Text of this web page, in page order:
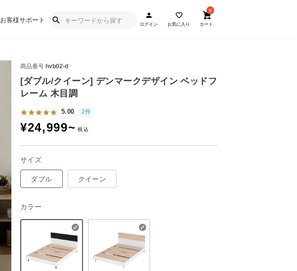
お客様サポート
ログイン お気に入り
0
カート
商品番号 hvb02-d
[ダブル/クイーン] デンマークデザイン ベッドフ
レーム 木目調
5.00 2件
¥24,999~
サイズ
ダブル クイーン
カラー